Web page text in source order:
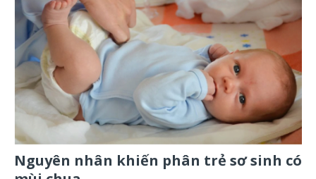
Nguyên nhân khiến phân trẻ sơ sinh có